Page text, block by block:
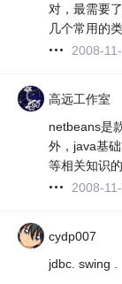
对，最需要
几个常用的类
2008-
高远工作室
netbeans是
外，java基
等相关知识
2008-
cydp007
jdbc. swing .